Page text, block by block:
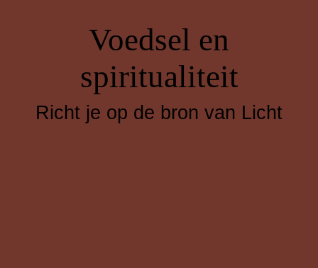
Voedsel en
spiritualiteit
Richt je op de bron van Licht